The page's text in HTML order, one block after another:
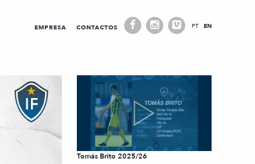
EMPRESA CONTACTOS PT EN
Tomás Brito 2025/26